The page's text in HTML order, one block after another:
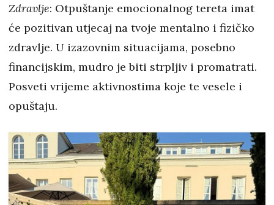
Zdravlje: Otpuštanje emocionalnog tereta imat
će pozitivan utjecaj na tvoje mentalno i fizičko
zdravlje. U izazovnim situacijama, posebno
financijskim, mudro je biti strpljiv i promatrati.
Posveti vrijeme aktivnostima koje te vesele i
opuštaju.